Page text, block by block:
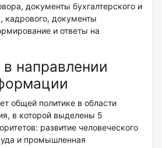
документы бухгалтерского и
кадрового, документы
и ответы на
в направлении
общей политике в области
в которой выделены 5
развитие человеческого
и промышленная